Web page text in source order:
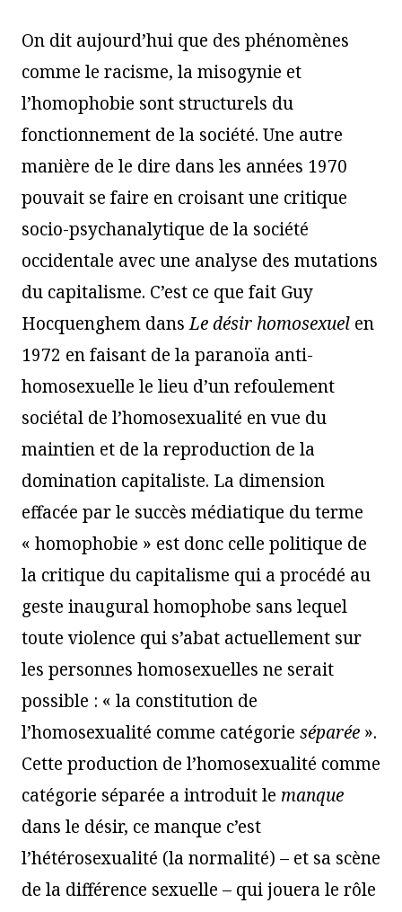
On dit aujourd’hui que des phénomènes
comme le racisme, la misogynie et
l’homophobie sont structurels du
fonctionnement de la société. Une autre
manière de le dire dans les années 1970
pouvait se faire en croisant une critique
socio-psychanalytique de la société
occidentale avec une analyse des mutations
du capitalisme. C’est ce que fait Guy
Hocquenghem dansLe désir homosexuel en
1972 en faisant de la paranoïa anti-
homosexuelle le lieu d’un refoulement
sociétal de l’homosexualité en vue du
maintien et de la reproduction de la
domination capitaliste. La dimension
effacée par le succès médiatique du terme
« homophobie » est donc celle politique de
la critique du capitalisme qui a procédé au
geste inaugural homophobe sans lequel
toute violence qui s’abat actuellement sur
les personnes homosexuelles ne serait
possible : « la constitution de
l’homosexualité comme catégorie séparée ».
Cette production de l’homosexualité comme
catégorie séparée a introduit le manque
dans le désir, ce manque c’est
l’hétérosexualité (la normalité) – et sa scène
de la différence sexuelle – qui jouera le rôle